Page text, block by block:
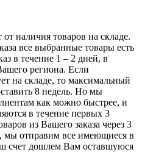
от наличия товаров на складе.
все выбранные товары есть
в течение 1 – 2 дней, в
региона. Если
на складе, то максимальный
8 недель. Но мы
как можно быстрее, и
в течение первых 3
из Вашего заказа через 3
мы отправим все имеющиеся в
счет дошлем Вам оставшуюся